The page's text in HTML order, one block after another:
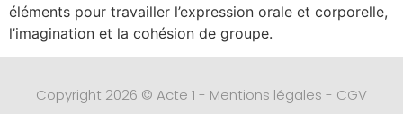
éléments pour travailler l’expression orale et corporelle,
l’imagination et la cohésion de groupe.
Copyright 2026 © Acte 1 - Mentions légales - CGV